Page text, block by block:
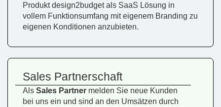
Produkt design2budget als SaaS Lösung in
vollem Funktionsumfang mit eigenem Branding zu
eigenen Konditionen anzubieten.
Sales Partnerschaft
Als Sales Partner melden Sie neue Kunden
bei uns ein und sind an den Umsätzen durch